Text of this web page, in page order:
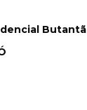
Butantã